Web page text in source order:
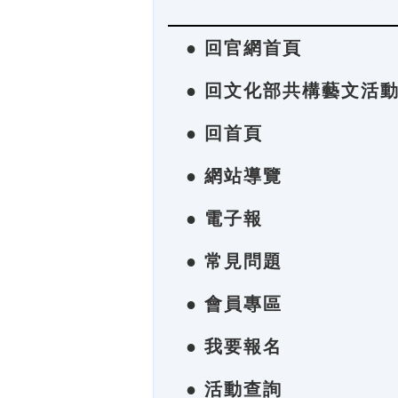
● 回官網首頁
● 回文化部共構藝文活
● 回首頁
● 網站導覽
● 電子報
● 常見問題
● 會員專區
● 我要報名
● 活動查詢